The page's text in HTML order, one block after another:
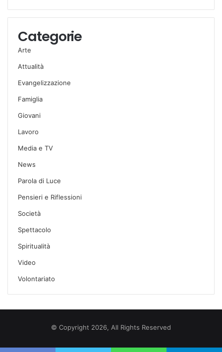
Categorie
Arte
Attualità
Evangelizzazione
Famiglia
Giovani
Lavoro
Media e TV
News
Parola di Luce
Pensieri e Riflessioni
Società
Spettacolo
Spiritualità
Video
Volontariato
© Copyright 2026, All Rights Reserved